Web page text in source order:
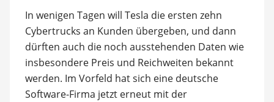
In wenigen Tagen will Tesla die ersten zehn
Cybertrucks an Kunden übergeben, und dann
dürften auch die noch ausstehenden Daten wie
insbesondere Preis und Reichweiten bekannt
werden. Im Vorfeld hat sich eine deutsche
Software-Firma jetzt erneut mit der